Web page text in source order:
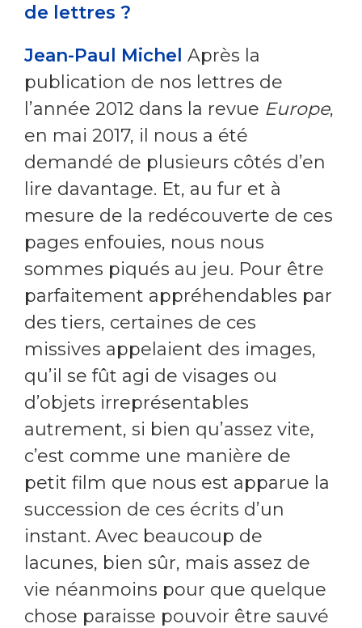
de lettres ?
Jean-Paul Michel Après la
publication de nos lettres de
l’année 2012 dans la revue Europe,
en mai 2017, il nous a été
demandé de plusieurs côtés d’en
lire davantage. Et, au fur et à
mesure de la redécouverte de ces
pages enfouies, nous nous
sommes piqués au jeu. Pour être
parfaitement appréhendables par
des tiers, certaines de ces
missives appelaient des images,
qu’il se fût agi de visages ou
d’objets irreprésentables
autrement, si bien qu’assez vite,
c’est comme une manière de
petit film que nous est apparue la
succession de ces écrits d’un
instant. Avec beaucoup de
lacunes, bien sûr, mais assez de
vie néanmoins pour que quelque
chose paraisse pouvoir être sauvé